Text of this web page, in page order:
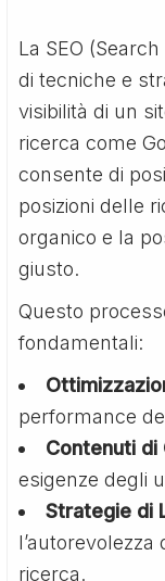
La SEO
di tecniche e
visibilità di un
ricerca come
consente di
posizioni delle
organico e la
giusto.
Questo
fondamentali:
performance
Contenuti di
esigenze degli
Strategie di
ricerca.